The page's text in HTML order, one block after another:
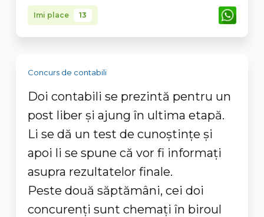
Imi place 13
Concurs de contabili
Doi contabili se prezintă pentru un
post liber şi ajung în ultima etapă.
Li se dă un test de cunoştinţe şi
apoi li se spune că vor fi informaţi
asupra rezultatelor finale.
Peste două săptămâni, cei doi
concurenţi sunt chemaţi în biroul